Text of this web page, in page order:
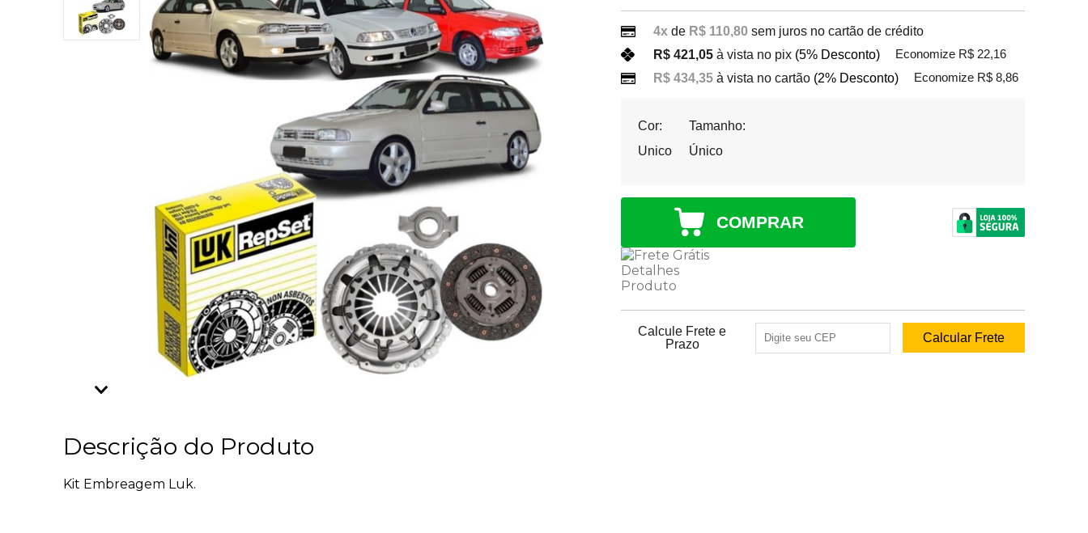
4x de R$ 110,80 sem juros no cartão de crédito
R$ 421,05à vista no pix (5% Desconto) Economize R$ 22,16
R$ 434,35à vista no cartão (2% Desconto) Economize R$ 8,86
Cor:
Unico
Tamanho:
Único
COMPRAR
Calcule Frete e
Prazo
Descrição do Produto
Kit Embreagem Luk.